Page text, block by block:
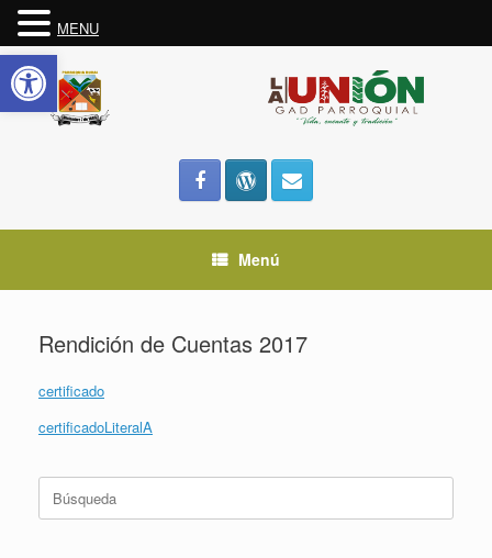
Abrir barra de herramientas
Saltar
contenido
Menú
Rendición de Cuentas 2017
certificado
certificadoLiteralA
MENU